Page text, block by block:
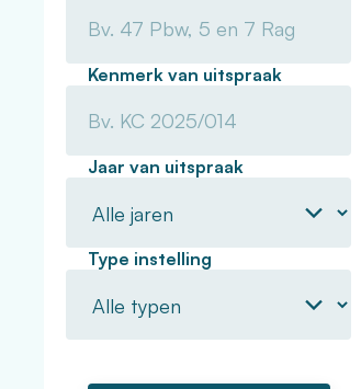
Kenmerk van uitspraak
Jaar van uitspraak
Type instelling